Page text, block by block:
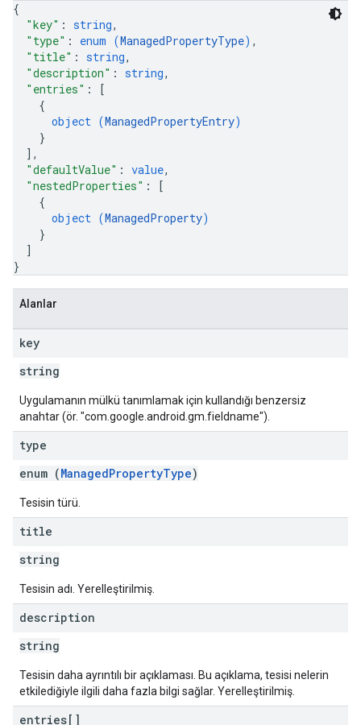
{
"key" : string,
"type" : enum (ManagedPropertyType) ,
"title" : string,
"description" : string,
"entries" :
[
{
object (ManagedPropertyEntry)
}
] ,
"defaultValue" : value,
"nestedProperties" :
[
{
object (ManagedProperty)
}
]
}
Alanlar
key
string
Uygulamanın mülkü tanımlamak için kullandığı benzersiz
anahtar (ör. "com.google.android.gm.fieldname").
type
enum (ManagedPropertyType)
Tesisin türü.
title
string
Tesisin adı. Yerelleştirilmiş.
description
string
Tesisin daha ayrıntılı bir açıklaması. Bu açıklama, tesisi nelerin
etkilediğiyle ilgili daha fazla bilgi sağlar. Yerelleştirilmiş.
entries[]